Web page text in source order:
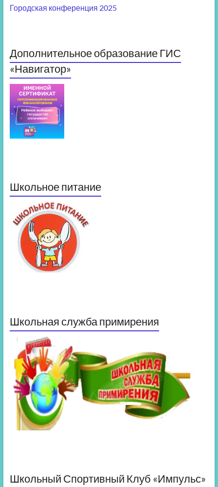
Городская конференция 2025
Дополнительное образование ГИС
«Навигатор»
Школьное питание
Школьная служба примирения
Школьный Спортивный Клуб «Импульс»